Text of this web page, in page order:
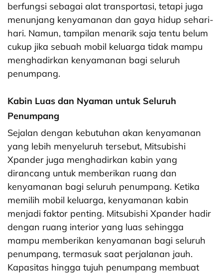
berfungsi sebagai alat transportasi, tetapi juga
menunjang kenyamanan dan gaya hidup sehari-
hari. Namun, tampilan menarik saja tentu belum
cukup jika sebuah mobil keluarga tidak mampu
menghadirkan kenyamanan bagi seluruh
penumpang.
Kabin Luas dan Nyaman untuk Seluruh
Penumpang
Sejalan dengan kebutuhan akan kenyamanan
yang lebih menyeluruh tersebut, Mitsubishi
Xpander juga menghadirkan kabin yang
dirancang untuk memberikan ruang dan
kenyamanan bagi seluruh penumpang. Ketika
memilih mobil keluarga, kenyamanan kabin
menjadi faktor penting. Mitsubishi Xpander hadir
dengan ruang interior yang luas sehingga
mampu memberikan kenyamanan bagi seluruh
penumpang, termasuk saat perjalanan jauh.
Kapasitas hingga tujuh penumpang membuat